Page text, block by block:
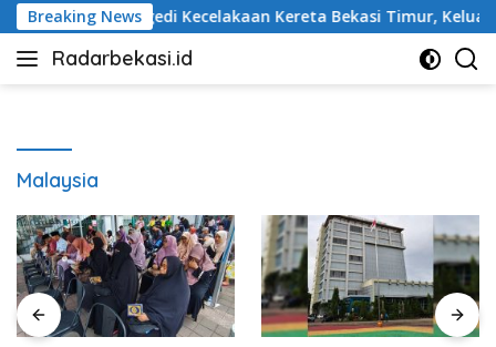
Langsung
ke
konten
Breaking News
Tragedi Kecelakaan Kereta Bekasi Timur, Keluarga
Radarbekasi.id
Berita
Malaysia